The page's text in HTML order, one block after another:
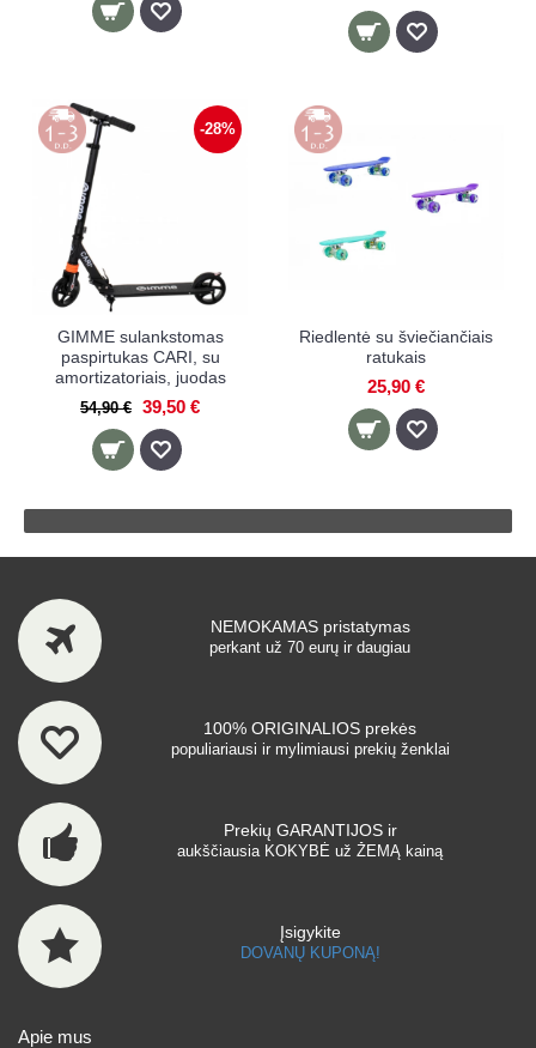
-28%
GIMME sulankstomas
paspirtukas CARI, su
amortizatoriais, juodas
54,90 € 39,50 €
Riedlentė su šviečiančiais
ratukais
25,90 €
NEMOKAMAS pristatymas
perkant už 70 eurų ir daugiau
100% ORIGINALIOS prekės
populiariausi ir mylimiausi prekių ženklai
Prekių GARANTIJOS ir
aukščiausia KOKYBĖ už ŽEMĄ kainą
Įsigykite
DOVANŲ KUPONĄ!
Apie mus